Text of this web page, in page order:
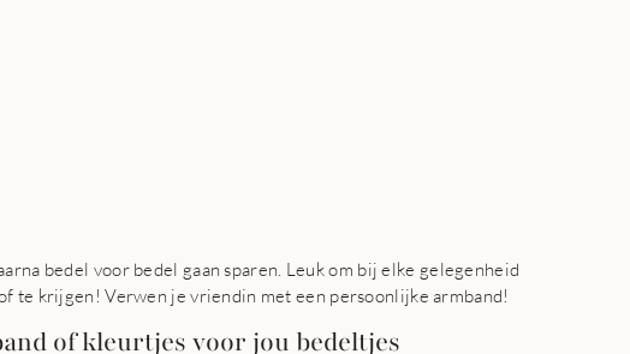
bedel voor bedel gaan sparen. Leuk om bij elke gelegenheid
te krijgen! Verwen je vriendin met een persoonlijke armband!
of kleurtjes voor jou bedeltjes